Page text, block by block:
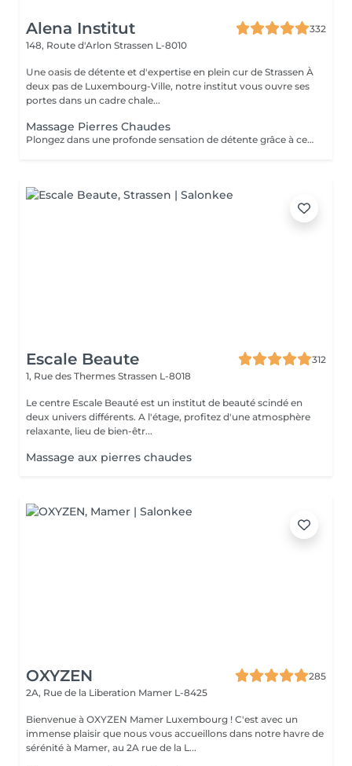
Alena Institut
332
148, Route d'Arlon Strassen L-8010
Une oasis de détente et d'expertise en plein cur de Strassen À
deux pas de Luxembourg-Ville, notre institut vous ouvre ses
portes dans un cadre chale...
Massage Pierres Chaudes
Plongez dans une profonde sensation de détente grâce à ce massage enveloppant réalisé avec des pierres volcaniques chaudes. La chaleur diffuse apaise les tensions musculaires, améliore la circulation et procure un bien-être incomparable. Un soin cocooning idéal pour relâcher le corps, calmer l'esprit et retrouver une harmonie totale.
Escale Beaute
312
1, Rue des Thermes Strassen L-8018
Le centre Escale Beauté est un institut de beauté scindé en
deux univers différents. A l'étage, profitez d'une atmosphère
relaxante, lieu de bien-êtr...
Massage aux pierres chaudes
OXYZEN
285
2A, Rue de la Liberation Mamer L-8425
Bienvenue à OXYZEN Mamer Luxembourg ! C'est avec un
immense plaisir que nous vous accueillons dans notre havre de
sérénité à Mamer, au 2A rue de la L...